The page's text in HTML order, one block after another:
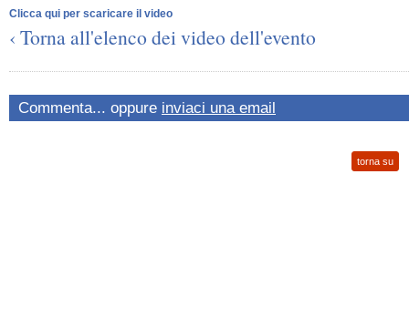
Clicca qui per scaricare il video
‹ Torna all'elenco dei video dell'evento
Commenta... oppure inviaci una email
torna su